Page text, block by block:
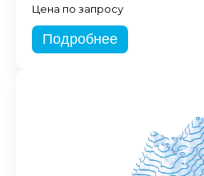
Цена по запросу
Подробнее